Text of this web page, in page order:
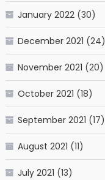
January 2022(30)
December 2021 (24)
November 2021 (20)
October 2021 (18)
September 2021 (17)
August 2021 (11)
July 2021 (13)